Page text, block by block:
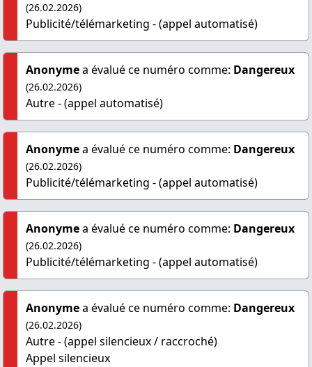
(26.02.2026)
Publicité/télémarketing - (appel automatisé)
Anonymea évalué ce numéro comme: Dangereux
(26.02.2026)
Autre - (appel automatisé)
Anonymea évalué ce numéro comme: Dangereux
(26.02.2026)
Publicité/télémarketing - (appel automatisé)
Anonymea évalué ce numéro comme: Dangereux
(26.02.2026)
Publicité/télémarketing - (appel automatisé)
Anonymea évalué ce numéro comme: Dangereux
(26.02.2026)
Autre - (appel silencieux / raccroché)
Appel silencieux